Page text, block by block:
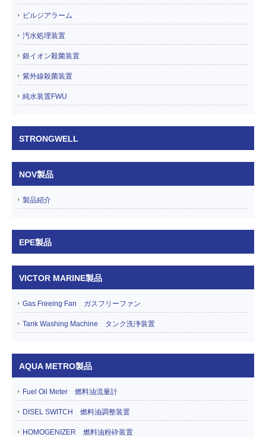
ビルジアラーム
汚水処理装置
銀イオン殺菌装置
紫外線殺菌装置
純水装置FWU
STRONGWELL
NOV製品
製品紹介
EPE製品
VICTOR MARINE製品
Gas Freeing Fan ガスフリーファン
Tank Washing Machine タンク洗浄装置
AQUA METRO製品
Fuel Oil Meter 燃料油流量計
DISEL SWITCH 燃料油調整装置
HOMOGENIZER 燃料油粉砕装置